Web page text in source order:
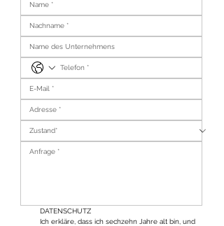
DATENSCHUTZ
Ich erkläre, dass ich sechzehn Jahre alt bin, und